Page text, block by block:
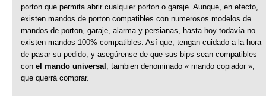
porton que permita abrir cualquier porton o garaje. Aunque, en efecto,
existen mandos de porton compatibles con numerosos modelos de
mandos de porton, garaje, alarma y persianas, hasta hoy todavía no
existen mandos 100% compatibles. Así que, tengan cuidado a la hora
de pasar su pedido, y asegúrense de que sus bips sean compatibles
con el mando universal
, tambien denominado « mando copiador »,
que querrá comprar.